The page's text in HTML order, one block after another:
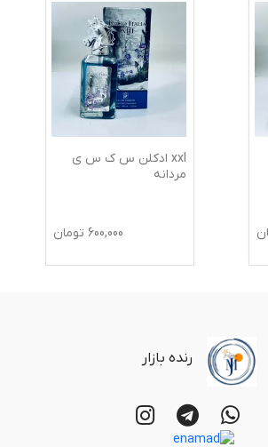
xxl ادکلن س ک س ی
مردانه
600,000 تومان
رنده بازار